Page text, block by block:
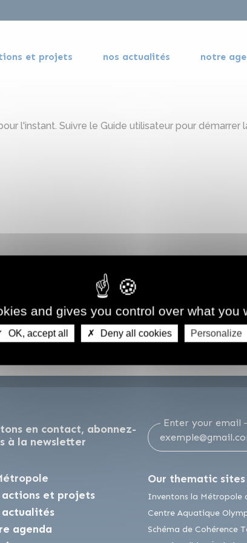
et projets nos actualités notre
l'instant. Suivre le Guide utilisateur pour démarrer
en contact, abonnez-
à la newsletter
Enter your email
actions et projets
actualités
agenda
Our thematic sites
Inventons la Métropole
Centre Aquatique
Schéma de Cohérence
and gives you control over what you
OK, accept all Deny all cookies Personalize